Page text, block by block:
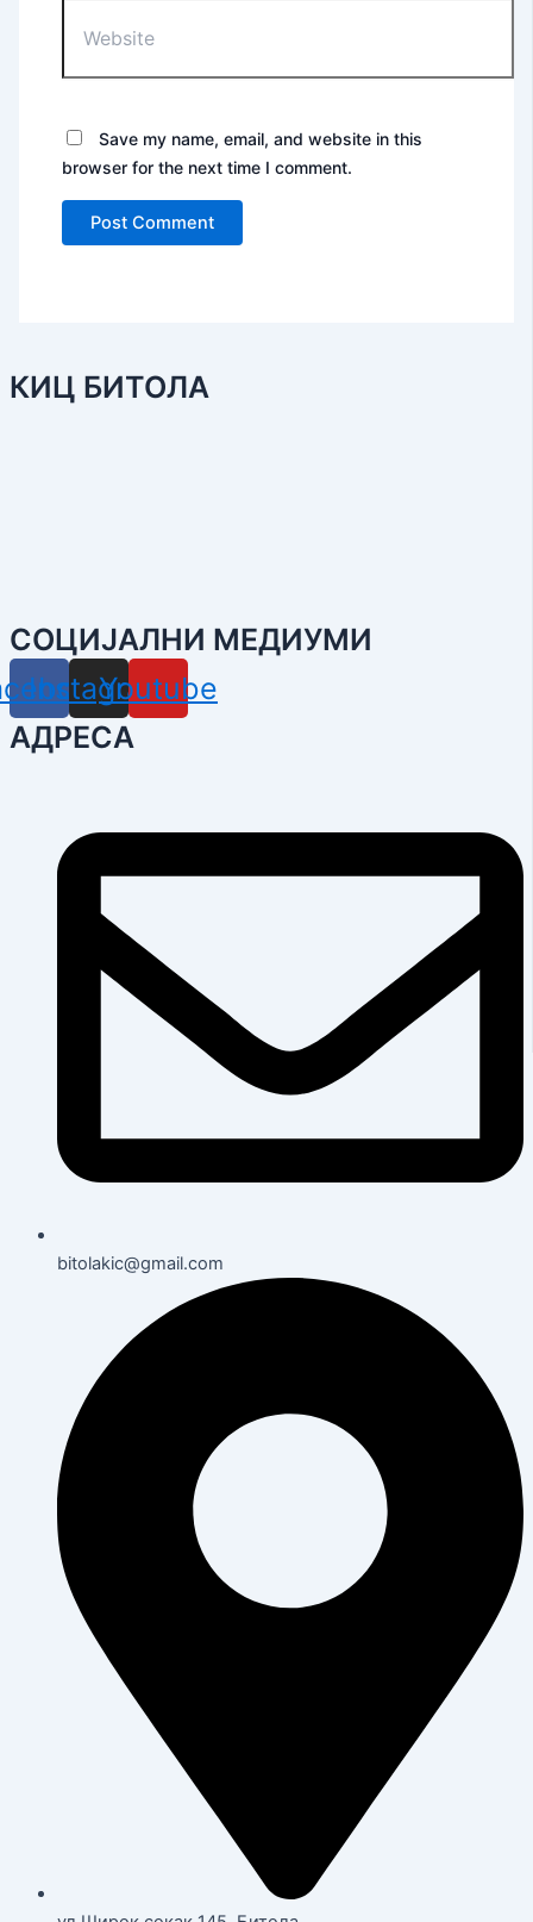
Save my name, email, and website in this
browser for the next time I comment.
КИЦ БИТОЛА
СОЦИЈАЛНИ МЕДИУМИ
Instagram
Youtube
АДРЕСА
bitolakic@gmail.com